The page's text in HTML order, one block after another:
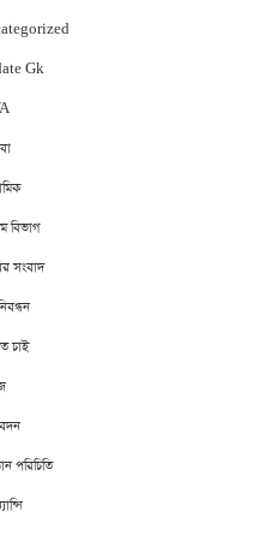
Gk
বিভাগ
সংবাদ
চাই
পরিচিতি